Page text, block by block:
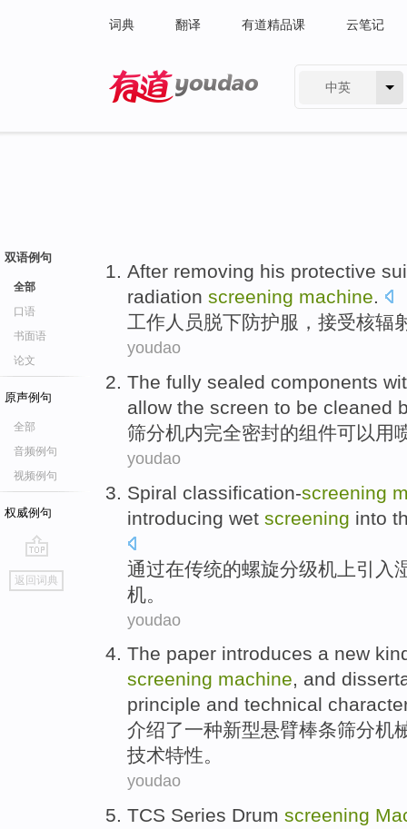
词典 翻译 有道精品课 云笔记
中英
双语例句
全部
口语
书面语
论文
原声例句
全部
音频例句
视频例句
权威例句
go
top
返回词典
After removing his protective
radiation screening machine.
工作人员脱下防护服 ，接受核辐
youdao
The fully sealed components
allow the screen to be cleaned
筛分机内完全密封的组件可以用
youdao
Spiral classification-screening
introducing wet screening into
通过在传统的螺旋分级机上引入
机。
youdao
The paper introduces a new
screening machine, and
principle and technical
介绍了一种新型悬臂棒条筛分机
技术特性。
youdao
TCS Series Drum screening